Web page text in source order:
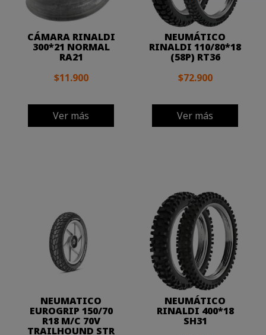
CÁMARA RINALDI
300*21 NORMAL
RA21
$11.900
Ver más
NEUMÁTICO
RINALDI 110/80*18
(58P) RT36
$72.900
Ver más
NEUMATICO
EUROGRIP 150/70
R18 M/C 70V
TRAILHOUND STR
NEUMÁTICO
RINALDI 400*18
SH31